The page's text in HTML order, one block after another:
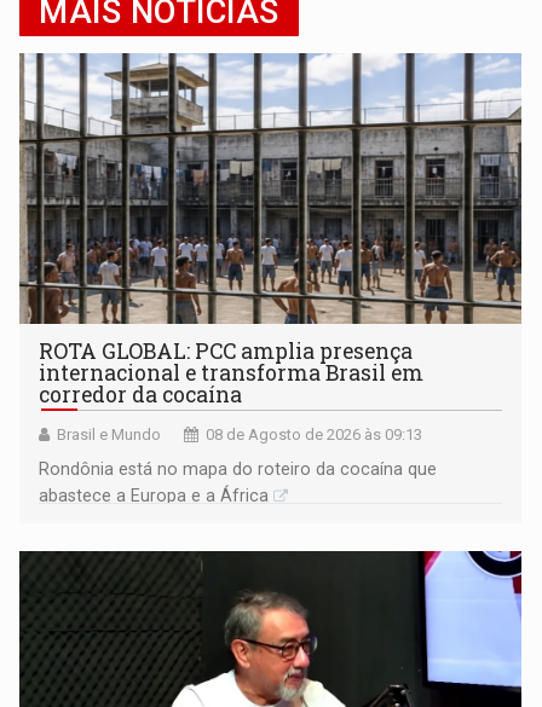
MAIS NOTÍCIAS
ROTA GLOBAL: PCC amplia presença
internacional e transforma Brasil em
corredor da cocaína
Brasil e Mundo 08 de Agosto de 2026 às 09:13
Rondônia está no mapa do roteiro da cocaína que
abastece a Europa e a África